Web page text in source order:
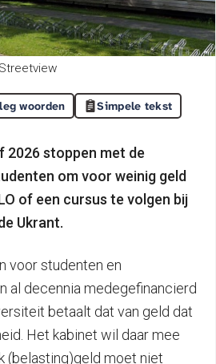
woorden Simpele tekst
2026 stoppen met de
om voor weinig geld
of een cursus te volgen bij
Ukrant.
voor studenten en
al decennia medegefinancierd
betaalt dat van geld dat
Het kabinet wil daar mee
(belasting)geld moet niet